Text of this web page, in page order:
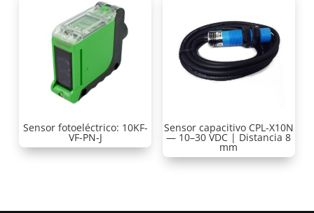
Sensor fotoeléctrico: 10KF-
VF-PN-J
Sensor capacitivo CPL-X10N
— 10–30 VDC | Distancia 8
mm